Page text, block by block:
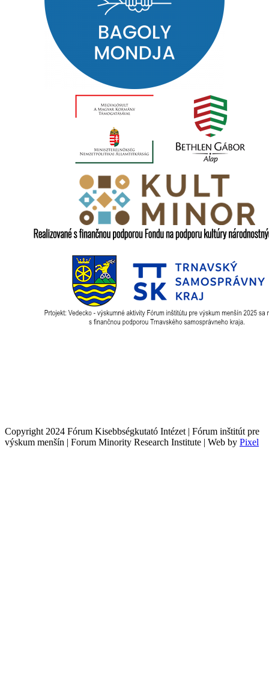
Copyright 2024 Fórum Kisebbségkutató Intézet | Fórum inštitút pre
výskum menšín | Forum Minority Research Institute | Web by Pixel